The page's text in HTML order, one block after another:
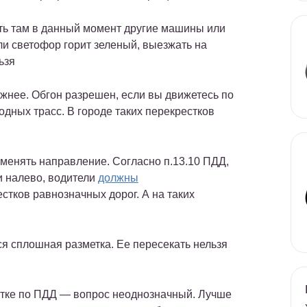
там в данный момент другие машины или
светофор горит зеленый, выезжать на
Обгон разрешен, если вы движетесь по
трасс. В городе таких перекрестков
направление. Согласно п.13.10 ПДД,
налево, водители должны
равнозначных дорог. А на таких
сплошная разметка. Ее пересекать нельзя
по ПДД — вопрос неоднозначный. Лучше